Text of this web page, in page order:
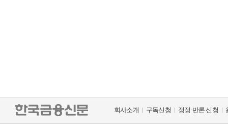
회사소개 구독신청 정정·반론 신청